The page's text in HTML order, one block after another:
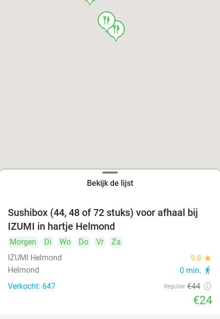
food
food
Bekijk de lijst
45%
Sushibox (44, 48 of 72 stuks) voor afhaal bij
IZUMI in hartje Helmond
Morgen Di Wo Do Vr
Za
IZUMI Helmond
9.8 star
Helmond 0 min. directions_walk
Verkocht: 647 Regulier €44
€24